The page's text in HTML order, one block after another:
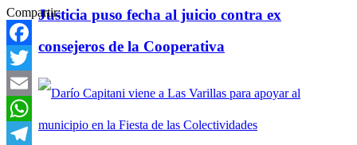
Justicia puso fecha al juicio contra ex
consejeros de la Cooperativa
Compartir:
Facebook
Twitter
Email
WhatsApp